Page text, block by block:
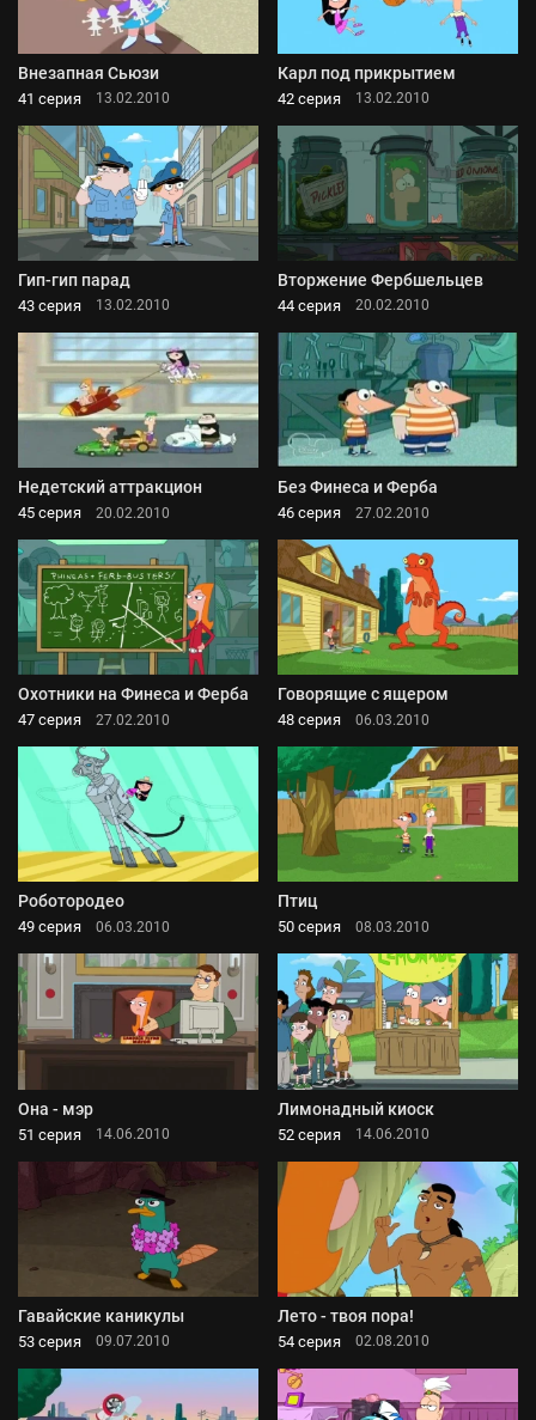
Внезапная Сьюзи
41 серия 13.02.2010
Карл под прикрытием
42 серия 13.02.2010
Гип-гип парад
43 серия 13.02.2010
Вторжение Фербшельцев
44 серия 20.02.2010
Недетский аттракцион
45 серия 20.02.2010
Без Финеса и Ферба
46 серия 27.02.2010
Охотники на Финеса и Ферба
47 серия 27.02.2010
Говорящие с ящером
48 серия 06.03.2010
Роботородео
49 серия 06.03.2010
Птиц
50 серия 08.03.2010
Она - мэр
51 серия 14.06.2010
Лимонадный киоск
52 серия 14.06.2010
Гавайские каникулы
53 серия 09.07.2010
Лето - твоя пора!
54 серия 02.08.2010